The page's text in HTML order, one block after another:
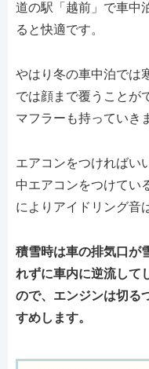
道の駅「越前」で車中
ると快適です。
やはり冬の車中泊では
では顔まで覆うことが
マフラーも持っていき
エアコンをつければい
中エアコンをつけてい
によりアイドリング音
積雪時は車の排気口が
れずに車内に逆流して
ので、エンジンは切る
すめします。